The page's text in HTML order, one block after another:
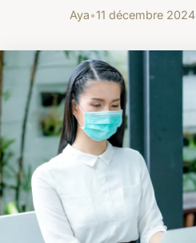
Aya•11 décembre 2024